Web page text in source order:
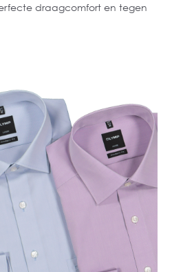
draagcomfort en tegen